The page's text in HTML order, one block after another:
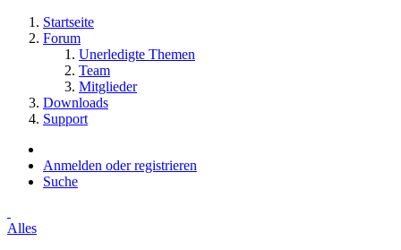
Startseite
Forum
Unerledigte Themen
Team
Mitglieder
Downloads
Support
Anmelden oder registrieren
Suche
Alles